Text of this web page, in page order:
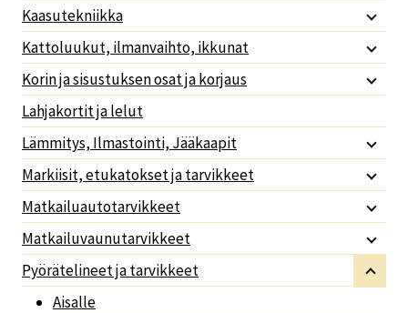
Kaasutekniikka
Kattoluukut, ilmanvaihto, ikkunat
Korin ja sisustuksen osat ja korjaus
Lahjakortit ja lelut
Lämmitys, Ilmastointi, Jääkaapit
Markiisit, etukatokset ja tarvikkeet
Matkailuautotarvikkeet
Matkailuvaunutarvikkeet
Pyörätelineet ja tarvikkeet
Aisalle